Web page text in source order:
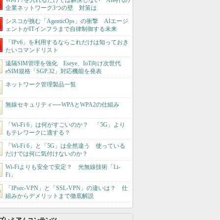
企業ネットワーク3つの壁 対策は
シスコが挑む「AgenticOps」の衝撃 AIエージ
ェントがITインフラまで自律制御する未来
「IPv6」を利用するならこれだけは知っておき
たいコマンドリスト
遠隔SIM管理を強化 Eseye、IoT向け次世代
eSIM規格「SGP.32」対応機能を発表
ネットワーク管理製品一覧
無線セキュリティ──WPAとWPA2の仕組み
「Wi-Fi 6」は何がすごいのか？ 「5G」より
もテレワークに適する？
「Wi-Fi 6」と「5G」は全然違う 使っている
だけでは何に気付けないのか？
Wi-Fiよりも安全で安定？ 光無線技術「Li-
Fi」
「IPsec-VPN」と「SSL-VPN」の違いは？ 仕
組みからデメリットまで徹底解説